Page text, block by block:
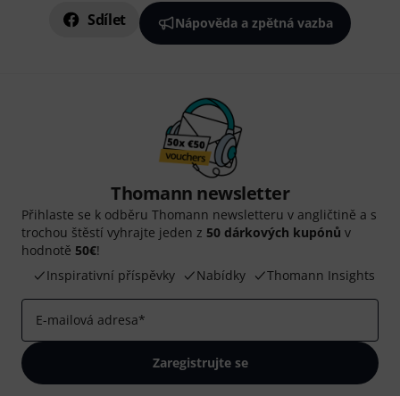
Sdílet Nápověda a zpětná vazba
Thomann newsletter
Přihlaste se k odběru Thomann newsletteru v angličtině a s
trochou štěstí vyhrajte jeden z 50 dárkových kupónů v
hodnotě 50€!
Inspirativní příspěvky
Nabídky Thomann Insights
E-mailová adresa*
Zaregistrujte se